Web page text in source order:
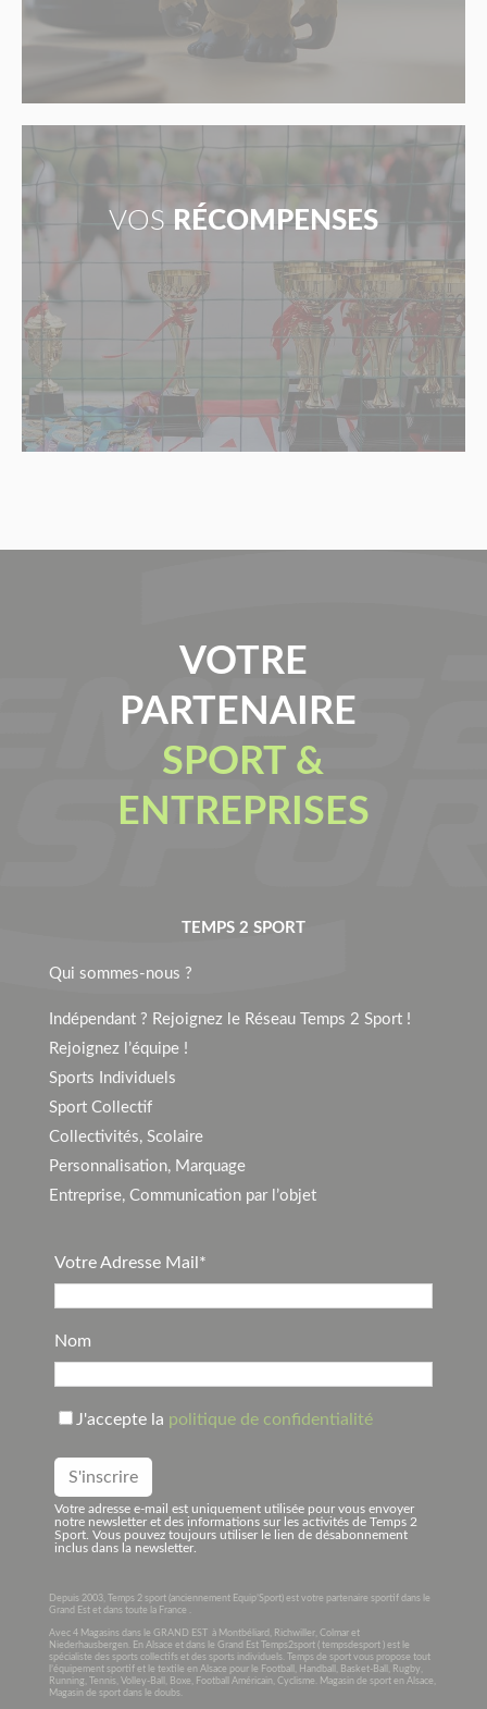
VOS RÉCOMPENSES
VOTRE
PARTENAIRE
SPORT &
ENTREPRISES
TEMPS 2 SPORT
Qui sommes-nous ?
Indépendant ? Rejoignez le Réseau Temps 2 Sport !
Rejoignez l’équipe !
Sports Individuels
Sport Collectif
Collectivités, Scolaire
Personnalisation, Marquage
Entreprise, Communication par l’objet
Votre Adresse Mail*
Nom
J'accepte la politique de confidentialité
Votre adresse e-mail est uniquement utilisée pour vous envoyer
notre newsletter et des informations sur les activités de Temps 2
Sport. Vous pouvez toujours utiliser le lien de désabonnement
inclus dans la newsletter.
Depuis 2003, Temps 2 sport (anciennement Equip’Sport) est votre partenaire sportif dans le
Grand Est et dans toute la France .
Avec 4 Magasins dans le GRAND EST à Montbéliard, Richwiller, Colmar et
Niederhausbergen. En Alsace et dans le Grand Est Temps2sport ( tempsdesport ) est le
spécialiste des sports collectifs et des sports individuels. Temps de sport vous propose tout
l’équipement sportif et le textile en Alsace pour le Football, Handball, Basket-Ball, Rugby,
Running, Tennis, Volley-Ball, Boxe, Football Américain, Cyclisme. Magasin de sport en Alsace,
Magasin de sport dans le doubs.